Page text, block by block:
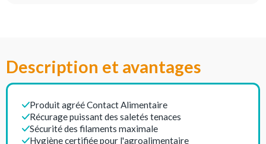
Description et avantages
Produit agréé Contact Alimentaire
Récurage puissant des saletés tenaces
Sécurité des filaments maximale
Hygiène certifiée pour l'agroalimentaire